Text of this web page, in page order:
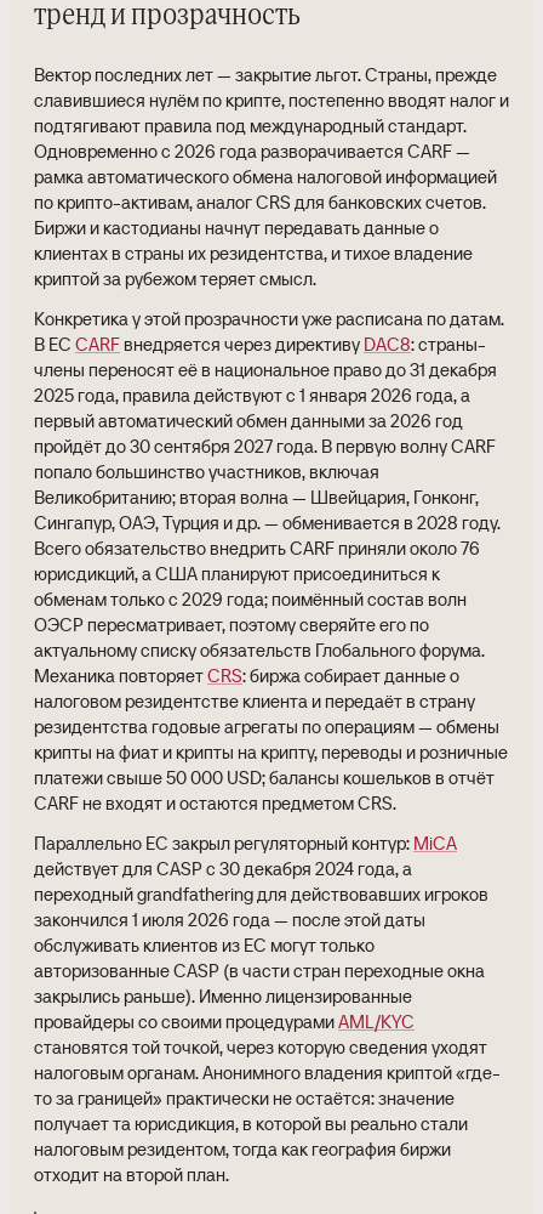
тренд и прозрачность
Вектор последних лет — закрытие льгот. Страны, прежде
славившиеся нулём по крипте, постепенно вводят налог и
подтягивают правила под международный стандарт.
Одновременно с 2026 года разворачивается CARF —
рамка автоматического обмена налоговой информацией
по крипто-активам, аналог CRS для банковских счетов.
Биржи и кастодианы начнут передавать данные о
клиентах в страны их резидентства, и тихое владение
криптой за рубежом теряет смысл.
Конкретика у этой прозрачности уже расписана по датам.
В ЕС CARF внедряется через директиву DAC8: страны-
члены переносят её в национальное право до 31 декабря
2025 года, правила действуют с 1 января 2026 года, а
первый автоматический обмен данными за 2026 год
пройдёт до 30 сентября 2027 года. В первую волну CARF
попало большинство участников, включая
Великобританию; вторая волна — Швейцария, Гонконг,
Сингапур, ОАЭ, Турция и др. — обменивается в 2028 году.
Всего обязательство внедрить CARF приняли около 76
юрисдикций, а США планируют присоединиться к
обменам только с 2029 года; поимённый состав волн
ОЭСР пересматривает, поэтому сверяйте его по
актуальному списку обязательств Глобального форума.
Механика повторяетCRS: биржа собирает данные о
налоговом резидентстве клиента и передаёт в страну
резидентства годовые агрегаты по операциям — обмены
крипты на фиат и крипты на крипту, переводы и розничные
платежи свыше 50 000 USD; балансы кошельков в отчёт
CARF не входят и остаются предметом CRS.
Параллельно ЕС закрыл регуляторный контур: MiCA
действует для CASP с 30 декабря 2024 года, а
переходный grandfathering для действовавших игроков
закончился 1 июля 2026 года — после этой даты
обслуживать клиентов из ЕС могут только
авторизованные CASP (в части стран переходные окна
закрылись раньше). Именно лицензированные
провайдеры со своими процедурамиAML/KYC
становятся той точкой, через которую сведения уходят
налоговым органам. Анонимного владения криптой «где-
то за границей» практически не остаётся: значение
получает та юрисдикция, в которой вы реально стали
налоговым резидентом, тогда как география биржи
отходит на второй план.